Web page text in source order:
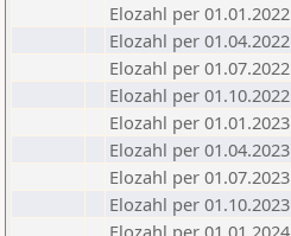
Elozahl per 01.01.2022
Elozahl per 01.04.2022
Elozahl per 01.07.2022
Elozahl per 01.10.2022
Elozahl per 01.01.2023
Elozahl per 01.04.2023
Elozahl per 01.07.2023
Elozahl per 01.10.2023
Elozahl per 01.01.2024